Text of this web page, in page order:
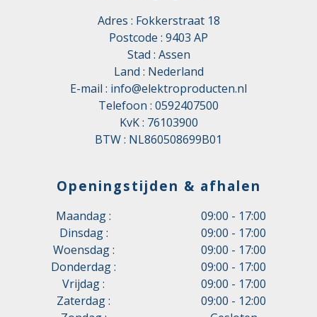
Oppervlakte geleider Blank
Rookarm volgens EN 61034-
2
Nee
Rookarm volgens IEC 61034-
2
Nee
Scherm Nee
montage zonder vibratie
Toegestane
kabelbuitentemperatuur
tijdens montage/handeling
0 – 70 °C
Food Contact Material
Adres : Fokkerstraat 18
Postcode : 9403 AP
Stad : Assen
Land : Nederland
E-mail : info@elektroproducten.nl
Telefoon : 0592407500
KvK : 76103900
BTW : NL860508699B01
Openingstijden & afhalen
Maandag :
09:00 - 17:00
Dinsdag :
09:00 - 17:00
Woensdag :
09:00 - 17:00
Donderdag :
09:00 - 17:00
Vrijdag :
09:00 - 17:00
Zaterdag :
09:00 - 12:00